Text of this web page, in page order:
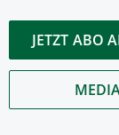
JETZT ABO